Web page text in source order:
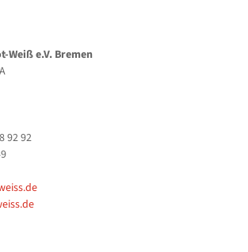
Weiß e.V. Bremen
92 92